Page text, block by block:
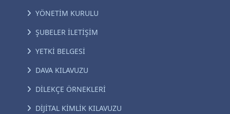
YÖNETİM KURULU
ŞUBELER İLETİŞİM
YETKİ BELGESİ
DAVA KILAVUZU
DİLEKÇE ÖRNEKLERİ
DİJİTAL KİMLİK KILAVUZU